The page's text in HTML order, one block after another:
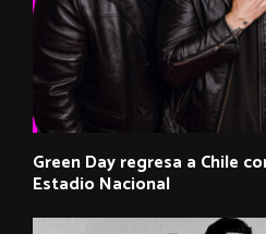
Green Day regresa a Chile
Estadio Nacional